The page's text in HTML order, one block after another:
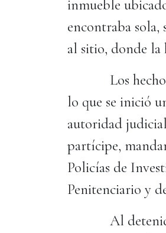
inmueble
encontraba sola,
al sitio, donde la
Los hechos
lo que se inició
autoridad
partícipe,
Policías de
Penitenciario y
Al detenido